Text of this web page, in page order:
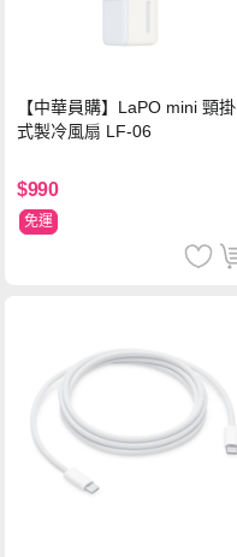
【中華員購】LaPO mini 頸掛
式製冷風扇 LF-06
$990
免運